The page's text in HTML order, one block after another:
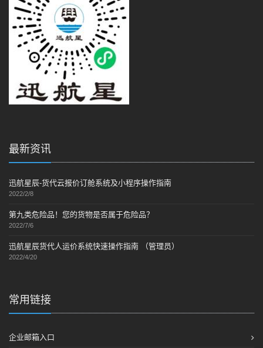
最新资讯
迅航星辰-货代云报价订舱系统及小程序操作指南
2022/2/8
第九类危险品！您的货物是否属于危险品？
2022/7/6
迅航星辰货代人运价系统快速操作指南 （管理员）
2022/4/20
常用链接
企业邮箱入口